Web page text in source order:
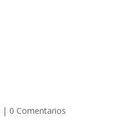
| 0 Comentarios